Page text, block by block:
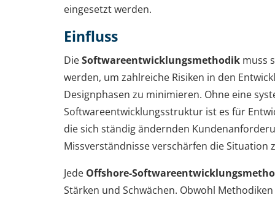
eingesetzt werden.
Einfluss
DieSoftwareentwicklungsmethodik muss
werden, um zahlreiche Risiken in den
Designphasen zu minimieren. Ohne eine
Softwareentwicklungsstruktur ist es für
die sich ständig ändernden
Missverständnisse verschärfen die Situation
Jede Offshore-
Stärken und Schwächen. Obwohl